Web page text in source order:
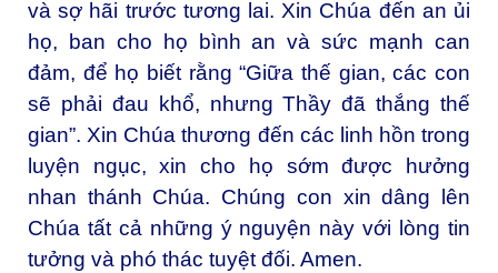
và sợ hãi trước tương lai. Xin Chúa đến an ủi
họ, ban cho họ bình an và sức mạnh can
đảm, để họ biết rằng “Giữa thế gian, các con
sẽ phải đau khổ, nhưng Thầy đã thắng thế
gian”. Xin Chúa thương đến các linh hồn trong
luyện ngục, xin cho họ sớm được hưởng
nhan thánh Chúa. Chúng con xin dâng lên
Chúa tất cả những ý nguyện này với lòng tin
tưởng và phó thác tuyệt đối. Amen.